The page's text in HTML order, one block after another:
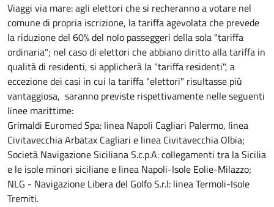
Viaggi via mare: agli elettori che si recheranno a votare nel
comune di propria iscrizione, la tariffa agevolata che prevede
la riduzione del 60% del nolo passeggeri della sola "tariffa
ordinaria"; nel caso di elettori che abbiano diritto alla tariffa in
qualità di residenti, si applicherà la "tariffa residenti", a
eccezione dei casi in cui la tariffa "elettori" risultasse più
vantaggiosa, saranno previste rispettivamente nelle seguenti
linee marittime:
Grimaldi Euromed Spa: linea Napoli Cagliari Palermo, linea
Civitavecchia Arbatax Cagliari e linea Civitavecchia Olbia;
Società Navigazione Siciliana S.c.p.A: collegamenti tra la Sicilia
e le isole minori siciliane e linea Napoli-Isole Eolie-Milazzo;
NLG - Navigazione Libera del Golfo S.r.l: linea Termoli-Isole
Tremiti.